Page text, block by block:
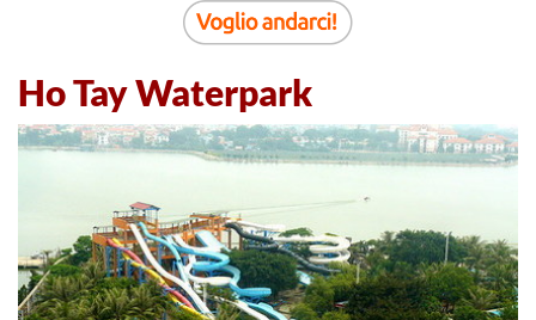
Ho Tay Waterpark